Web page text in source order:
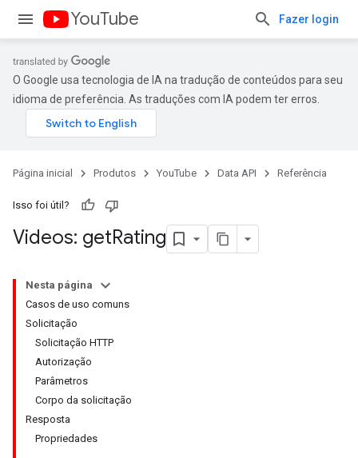
YouTube Fazer login
O Google usa tecnologia de IA na tradução de conteúdos para seu
idioma de preferência. As traduções com IA podem ter erros.
Página inicial Produtos YouTube Data API Referência
Isso foi útil?
Videos: getRating
Nesta página
Casos de uso comuns
Solicitação
Solicitação HTTP
Autorização
Parâmetros
Corpo da solicitação
Resposta
Propriedades